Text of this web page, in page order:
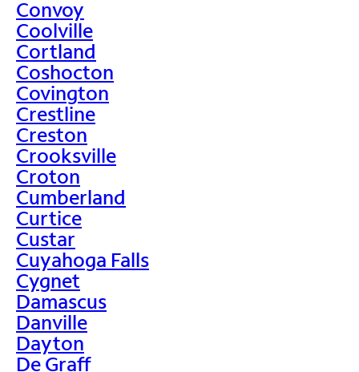
Convoy
Coolville
Cortland
Coshocton
Covington
Crestline
Creston
Crooksville
Croton
Cumberland
Curtice
Custar
Cuyahoga Falls
Cygnet
Damascus
Danville
Dayton
De Graff